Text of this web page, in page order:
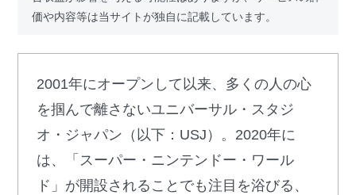
価や内容等は当サイトが独自に記載しています。
2001年にオープンして以来、多くの人の心
を掴んで離さないユニバーサル・スタジ
オ・ジャパン（以下：USJ）。2020年に
は、「スーパー・ニンテンドー・ワール
ド」が開設されることでも注目を浴びる、